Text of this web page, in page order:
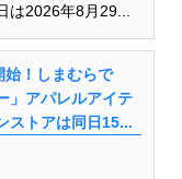
は2026年8月29...
始！しまむらで
」アパレルアイテ
ストアは同日15...